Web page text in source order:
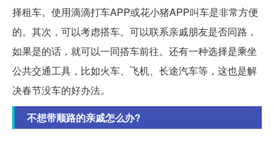
择租车。使用滴滴打车APP或花小猪APP叫车是非常方便
的。其次，可以考虑搭车。可以联系亲戚朋友是否同路，
如果是的话，就可以一同搭车前往。还有一种选择是乘坐
公共交通工具，比如火车、飞机、长途汽车等，这也是解
决春节没车的好办法。
不想带顺路的亲戚怎么办?